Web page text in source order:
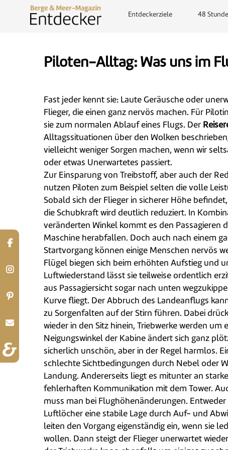
Entdeckerziele 48
Piloten-Alltag: Was uns im
Fast jeder kennt sie: Laute Geräusche oder
Flieger, die einen ganz nervös machen. Für
sie zum normalen Ablauf eines Flugs. Der
Alltagssituationen über den Wolken
vielleicht weniger Sorgen machen, wenn wir
oder etwas Unerwartetes passiert.
Zur Einsparung von Treibstoff, aber auch der
nutzen Piloten zum Beispiel selten die volle
Sobald sich der Flieger in sicherer Höhe
die Schubkraft wird deutlich reduziert. In
veränderten Winkel kommt es den Passagieren
Maschine herabfallen. Doch auch nach einem
Startvorgang können einige Menschen nervös
Flügel biegen sich beim erhöhten Aufstieg und
Luftwiederstand lässt sie teilweise ordentlich
aus Passagiersicht sogar nach unten
Kurve fliegt. Der Abbruch des Landeanflugs
zu Sorgenfalten auf der Stirn führen. Dabei
wieder in den Sitz hinein, Triebwerke werden um
Neigungswinkel der Kabine ändert sich ganz
sicherlich unschön, aber in der Regel harmlos.
schlechte Sichtbedingungen durch Nebel oder
Landung. Andererseits liegt es mitunter an
fehlerhaften Kommunikation mit dem Tower.
muss man bei Flughöhenänderungen.
Luftlöcher eine stabile Lage durch Auf- und
leiten den Vorgang eigenständig ein, wenn sie
wollen. Dann steigt der Flieger unerwartet